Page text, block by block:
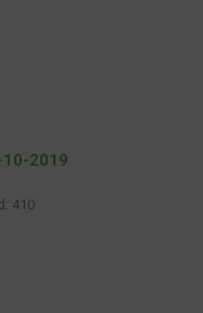
2019
410